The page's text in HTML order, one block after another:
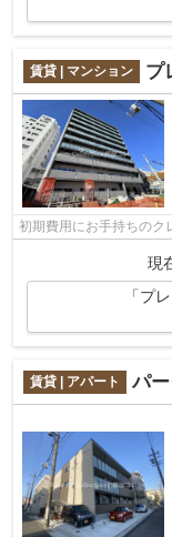
賃貸 | マンション プ
初期費用にお手持ちのク
現
「プ
賃貸 | アパート パ